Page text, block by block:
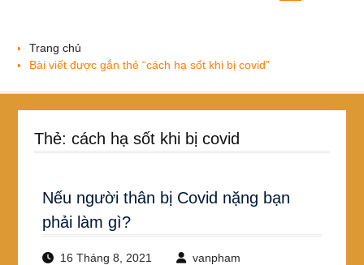
Trang chủ
Bài viết được gắn thẻ “cách hạ sốt khi bị covid”
Thẻ: cách hạ sốt khi bị covid
Nếu người thân bị Covid nặng bạn
phải làm gì?
16 Tháng 8, 2021 vanpham